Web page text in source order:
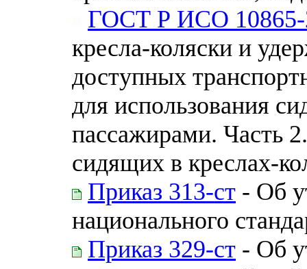
ГОСТ Р ИСО 10865-
кресла-коляски и
доступных
для использования
пассажирами. Часть
сидящих в креслах-
Приказ 313-ст - Об
национального
Приказ 329-ст - Об